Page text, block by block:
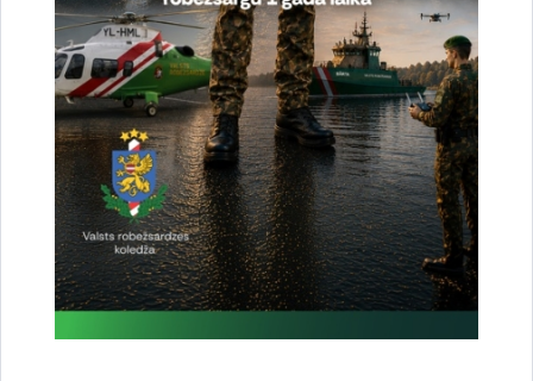
pakalpojumus)
Izmanto Google Analytics, lai samazinātu
pieprasījuma līmeni.
1 minūte
_gid
Statistikas sīkdatnes (nepieciešamas, lai
uzlabotu vietnes darbību un
pakalpojumus)